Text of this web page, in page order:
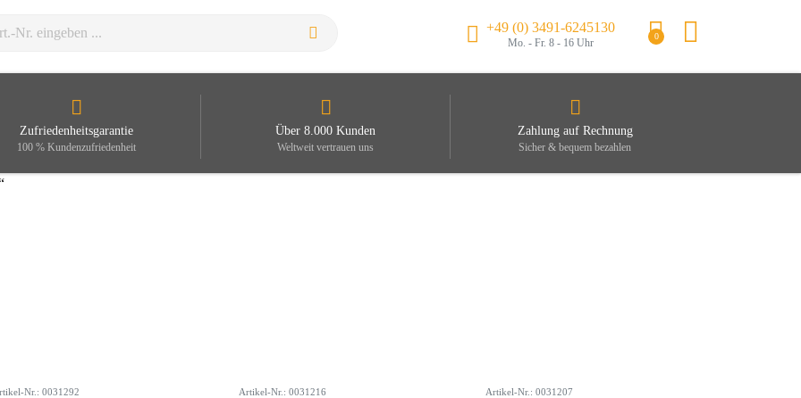
+49 (0) 3491-6245130
Mo. - Fr. 8 - 16 Uhr
0
Zufriedenheitsgarantie
100 % Kundenzufriedenheit
Über 8.000 Kunden
Weltweit vertrauen uns
Zahlung auf Rechnung
Sicher & bequem bezahlen
Nr.: 0031292 Artikel-Nr.: 0031216 Artikel-Nr.: 0031207